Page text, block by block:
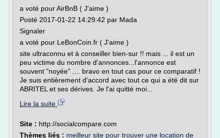
a voté pour AirBnB ( J'aime )
Posté 2017-01-22 14:29:42 par Mada
Signaler
a voté pour LeBonCoin.fr ( J'aime )
site ultraconnu et à conseiller bien-sur !! mais ... il est un
peu victime du nombre d'annonces...l'annonce est
souvent "noyée" .... bravo en tout cas pour ce comparatif !
Je suis entièrement d'accord avec tout ce qui a été dit sur
ABRITEL et ses dérives. Je l'ai quitté moi...
Lire la suite
Site : http://socialcompare.com
Thèmes liés : meilleur site pour trouver une location de